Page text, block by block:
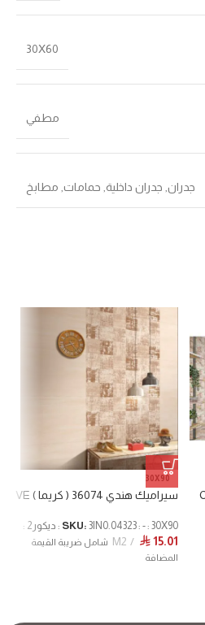
30X60
مطفي
جدران, جدران داخلية, حمامات, مطابخ
30X90
سيراميك هندي 36074 ( كريما ) VE
SKU: 3IN0.04323 : - : 30X90 : ديكور2 :
⃁ 15.01
M2 شامل ضريبة القيمة
المضافة